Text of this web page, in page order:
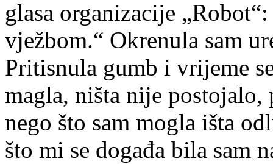
glasa organizacije
vježbom.“ Okrenula sam
Pritisnula gumb i vrijeme
magla, ništa nije
nego što sam mogla išta
što mi se događa bila sam